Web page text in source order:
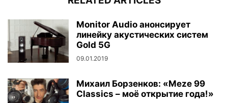
Monitor Audio анонсирует
линейку акустических систем
Gold 5G
09.01.2019
Михаил Борзенков: «Meze 99
Classics – моё открытие года!»